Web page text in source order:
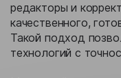
редакторы и
качественного,
Такой подход
технологий с